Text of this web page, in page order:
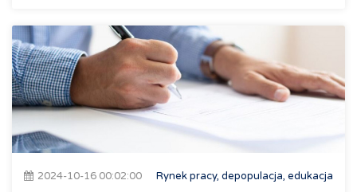
2024-10-16 00:02:00 Rynek pracy, depopulacja, edukacja